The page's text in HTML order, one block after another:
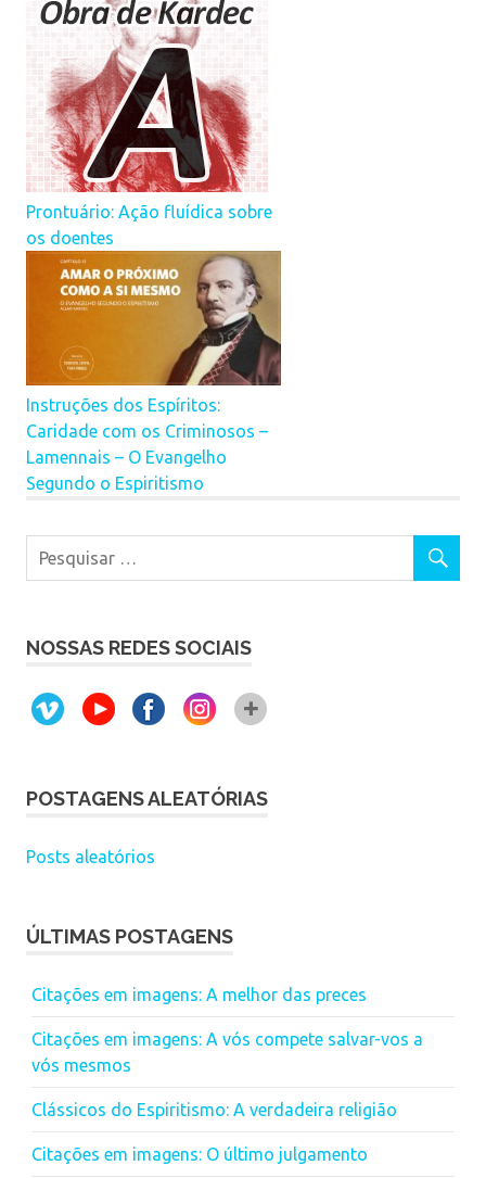
Prontuário: Ação fluídica sobre
os doentes
Instruções dos Espíritos:
Caridade com os Criminosos –
Lamennais – O Evangelho
Segundo o Espiritismo
NOSSAS REDES SOCIAIS
POSTAGENS ALEATÓRIAS
Posts aleatórios
ÚLTIMAS POSTAGENS
Citações em imagens: A melhor das preces
Citações em imagens: A vós compete salvar-vos a
vós mesmos
Clássicos do Espiritismo: A verdadeira religião
Citações em imagens: O último julgamento